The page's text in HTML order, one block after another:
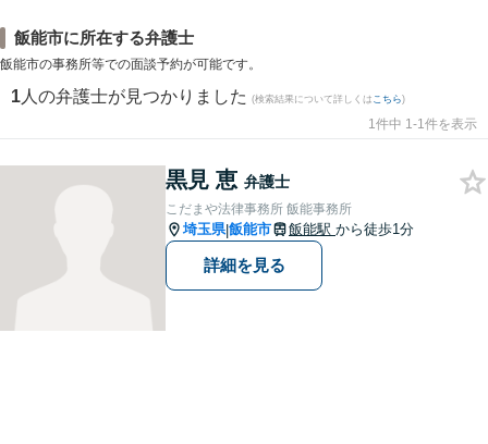
飯能市に所在する弁護士
飯能市の事務所等での面談予約が可能です。
1 人の弁護士が見つかりました (検索結果について詳しくは こちら)
1件中 1-1件を表示
黒見 恵 弁護士
こだまや法律事務所 飯能事務所
埼玉県|飯能市 飯能駅 から徒歩1分
詳細を見る